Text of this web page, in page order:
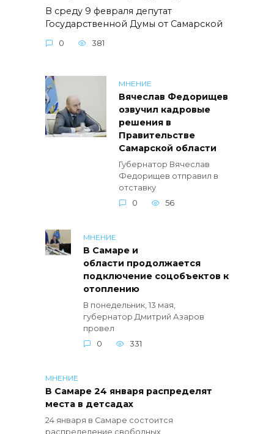
В среду 9 февраля депутат
Государственной Думы от Самарской
0 381
МНЕНИЕ
Вячеслав Федорищев
озвучил кадровые
решения в
Правительстве
Самарской области
Губернатор Вячеслав
Федорищев отправил в
отставку
0
56
МНЕНИЕ
В Самаре и
области продолжается
подключение соцобъектов к
отоплению
В понедельник, 13 мая,
губернатор Дмитрий Азаров
провел
0
331
МНЕНИЕ
В Самаре 24 января распределят
места в детсадах
24 января в Самаре состоится
распределение свободных